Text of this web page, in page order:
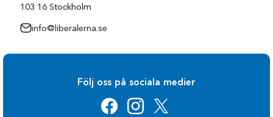
103 16 Stockholm
info@liberalerna.se
Följ oss på sociala medier